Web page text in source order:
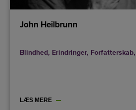
John Heilbrunn
Blindhed, Erindringer, Forfatterskab,
LÆS MERE